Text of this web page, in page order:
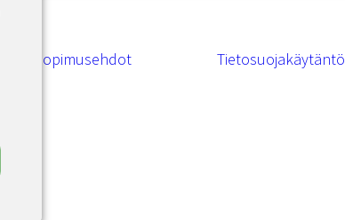
Sopimusehdot Tietosuojakäytäntö